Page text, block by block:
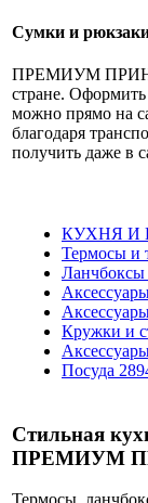
Сумки и рюкзаки
ПРЕМИУМ ПРИНТ
стране. Оформить
можно прямо на
благодаря
получить даже в
КУХНЯ И
Термосы и
Ланчбоксы
Кружки и
Посуда
Стильная
ПРЕМИУМ